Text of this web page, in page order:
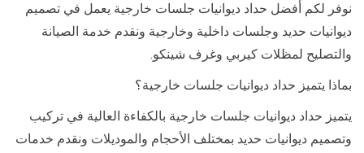
نوفر لكم أفضل حداد ديوانيات جلسات خارجية يعمل في تصميم
ديوانيات حديد وجلسات داخلية وخارجية ونقدم خدمة الصيانة
والتصليح لمظلات كيربي وغرف شينكو.
بماذا يتميز حداد ديوانيات جلسات خارجية؟
يتميز حداد ديوانيات جلسات خارجية بالكفاءة العالية في تركيب
وتصميم ديوانيات حديد بمختلف الأحجام والموديلات ونقدم خدمات